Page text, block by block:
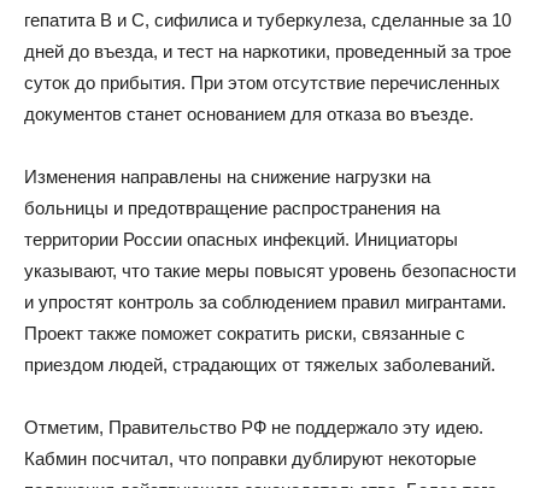
гепатита B и C, сифилиса и туберкулеза, сделанные за 10
дней до въезда, и тест на наркотики, проведенный за трое
суток до прибытия. При этом отсутствие перечисленных
документов станет основанием для отказа во въезде.
Изменения направлены на снижение нагрузки на
больницы и предотвращение распространения на
территории России опасных инфекций. Инициаторы
указывают, что такие меры повысят уровень безопасности
и упростят контроль за соблюдением правил мигрантами.
Проект также поможет сократить риски, связанные с
приездом людей, страдающих от тяжелых заболеваний.
Отметим, Правительство РФ не поддержало эту идею.
Кабмин посчитал, что поправки дублируют некоторые